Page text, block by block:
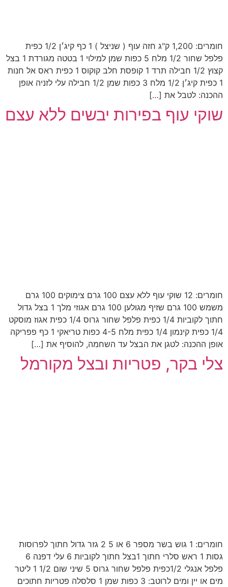
חומרים: 1,200 ק"ג חזה עוף ( שניצל ) 1 כף קיג׳ן 1/2 כפית
פלפל שחור 1/2 מלח 5 כפות שמן למילוי 1 בטטה מגורדת 1 בצל
קצוץ 1/2 חבילה תרד 1 קופסת חלב קוקוס 1 כפית ראס אל חנות
1 כפית קיג׳ן 1/2 מלח 3 כפות שמן 1/2 חבילה עלי לזניה אופן
ההכנה: לטבל את […]
שוקי עוף בפירות יבשים ללא עצם
חומרים: 12 שוקי עוף ללא עצם 100 גרם צימוקים 100 גרם
משמש 100 גרם שזיף מגולען 100 גרם אגוזי מלך 1 בצל גדול
חתוך לקוביות 1/4 כפית פלפל שחור גרוס 1/4 כפית אגוז מוסקט
1/4 כפית קינמון 1/4 כפית מלח 4-5 כפות טריאקי 1 כף פפריקה
אופן ההכנה: לטגן את הבצל עד השחמה, להוסיף את […]
צלי בקר, פטריות ובצל מקורמל
חומרים: 1 גוש בשר מספר 6 או 5 2 גזר גדול חתוך לפרוסות
גסות 1 ראש סלרי חתוך 1‏בצל חתוך לקוביות 6 עלי דפנה 6
פלפל אנגלי 1/2כפית פלפל שחור גרוס 5 שיני שום 1/2 1 ליטר
מים או יין ומים לרוטב: 3 כפות שמן 1 סלסלה פטריות ‏חתוכים